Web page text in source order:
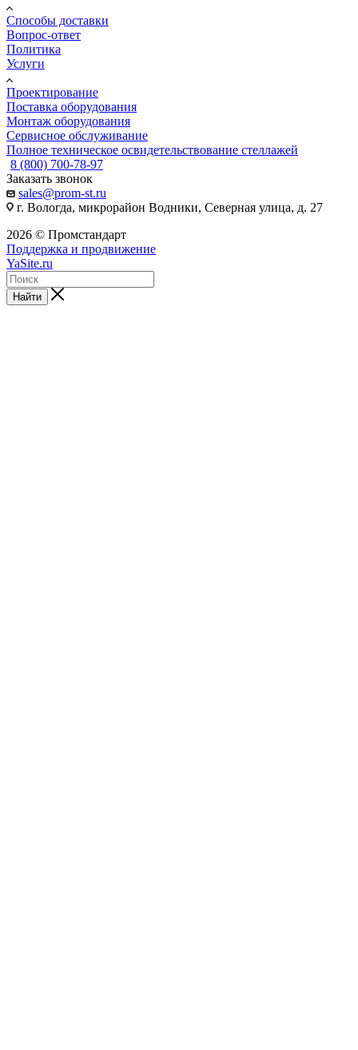
Способы доставки
Вопрос-ответ
Политика
Услуги
Проектирование
Поставка оборудования
Монтаж оборудования
Сервисное обслуживание
Полное техническое освидетельствование стеллажей
8 (800) 700-78-97
Заказать звонок
sales@prom-st.ru
г. Вологда, микрорайон Водники, Северная улица, д. 27
2026 © Промстандарт
Поддержка и продвижение
YaSite.ru
Найти